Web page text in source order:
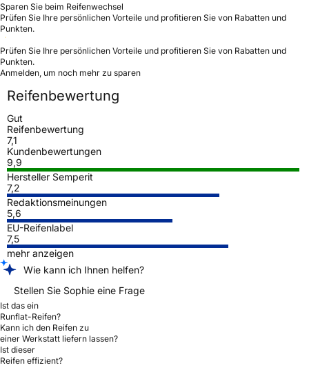
Sparen Sie beim Reifenwechsel
Prüfen Sie Ihre persönlichen Vorteile und profitieren Sie von Rabatten und
Punkten.
Prüfen Sie Ihre persönlichen Vorteile und profitieren Sie von Rabatten und
Punkten.
Anmelden, um noch mehr zu sparen
Reifenbewertung
Gut
Reifenbewertung
7,1
Kundenbewertungen
9,9
Hersteller Semperit
7,2
Redaktionsmeinungen
5,6
EU-Reifenlabel
7,5
mehr anzeigen
Wie kann ich Ihnen helfen?
Stellen Sie Sophie eine Frage
Ist das ein
Runflat-Reifen?
Kann ich den Reifen zu
einer Werkstatt liefern lassen?
Ist dieser
Reifen effizient?